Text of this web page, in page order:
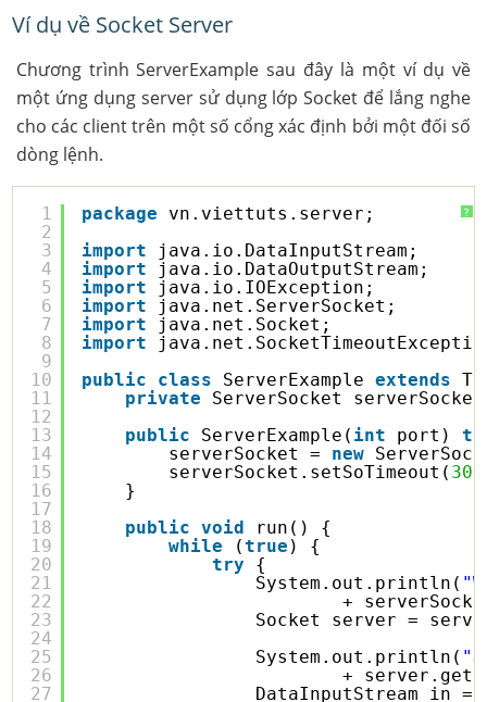
Ví dụ về Socket Server
Chương trình ServerExample sau đây là một ví dụ về
một ứng dụng server sử dụng lớp Socket để lắng nghe
cho các client trên một số cổng xác định bởi một đối số
dòng lệnh.
?
1
2
3
4
5
6
7
8
9
10
11
12
13
14
15
16
17
18
19
20
21
22
23
24
25
26
27
package
vn.viettuts.server;
import
java.io.DataInputStream;
import
java.io.DataOutputStream;
import
java.io.IOException;
import
java.net.ServerSocket;
import
java.net.Socket;
import
public
class ServerExample extends
private
ServerSocket
public
ServerExample( int port)
serverSocket = new
serverSocket.setSoTimeout(
}
public
void
run() {
while
(true ) {
try
{
System.out.println(
+
Socket server =
System.out.println(
+
DataInputStream in =